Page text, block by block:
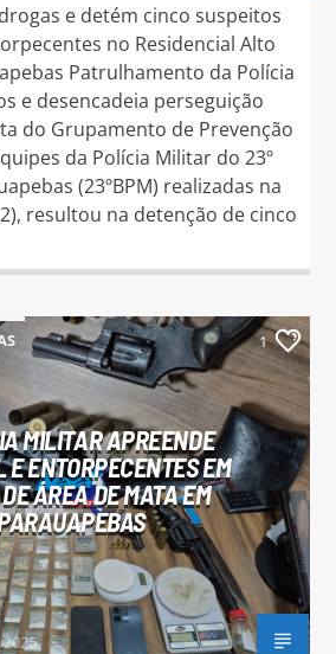
e detém cinco suspeitos
no Residencial Alto
Patrulhamento da Polícia
e desencadeia perseguição
do Grupamento de Prevenção
da Polícia Militar do 23º
(23ºBPM) realizadas na
resultou na detenção de cinco
1
MILITAR APREENDE
ENTORPECENTES EM
ÁREA DE MATA EM
2025